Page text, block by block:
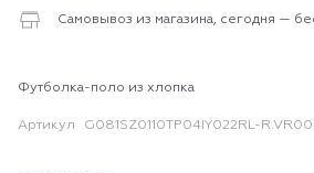
Самовывоз из магазина, сегодня —
Футболка-поло из хлопка
Артикул G081SZ0110TP04IY022RL-